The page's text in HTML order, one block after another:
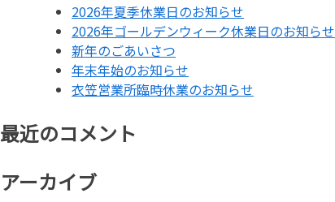
2026年夏季休業日のお知らせ
2026年ゴールデンウィーク休業日のお知らせ
新年のごあいさつ
年末年始のお知らせ
衣笠営業所臨時休業のお知らせ
最近のコメント
アーカイブ